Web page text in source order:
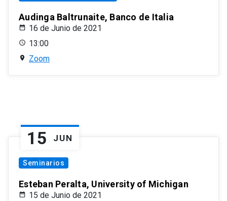
Audinga Baltrunaite, Banco de Italia
16 de Junio de 2021
13:00
Zoom
15 JUN
Seminarios
Esteban Peralta, University of Michigan
15 de Junio de 2021